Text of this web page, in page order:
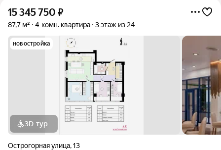
15 345 750 ₽
87,7 м² 4-комн. квартира 3 этаж из 24
новостройка
3D-тур
Острогорная улица,13